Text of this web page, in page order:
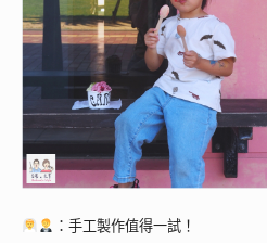
：手工製作值得一試！